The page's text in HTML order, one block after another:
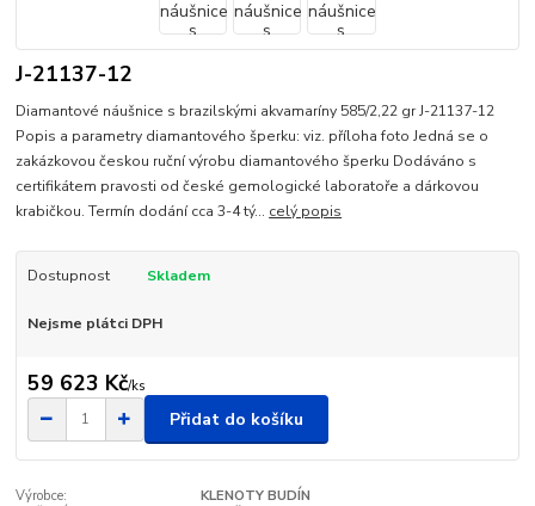
J-21137-12
Diamantové náušnice s brazilskými akvamaríny 585/2,22 gr J-21137-12
Popis a parametry diamantového šperku: viz. příloha foto Jedná se o
zakázkovou českou ruční výrobu diamantového šperku Dodáváno s
certifikátem pravosti od české gemologické laboratoře a dárkovou
krabičkou. Termín dodání cca 3-4 tý... celý popis
Dostupnost Skladem
Nejsme plátci DPH
59 623 Kč/ks
Přidat do košíku
Výrobce:
KLENOTY BUDÍN